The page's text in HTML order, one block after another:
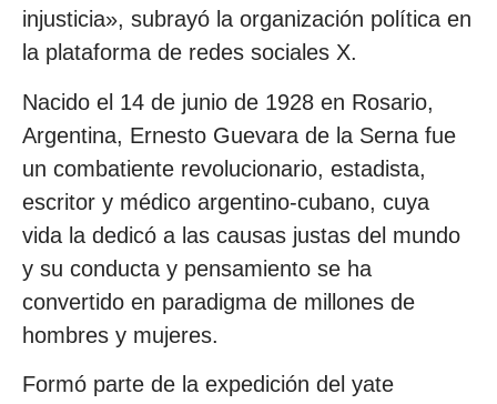
injusticia», subrayó la organización política en
la plataforma de redes sociales X.
Nacido el 14 de junio de 1928 en Rosario,
Argentina, Ernesto Guevara de la Serna fue
un combatiente revolucionario, estadista,
escritor y médico argentino-cubano, cuya
vida la dedicó a las causas justas del mundo
y su conducta y pensamiento se ha
convertido en paradigma de millones de
hombres y mujeres.
Formó parte de la expedición del yate